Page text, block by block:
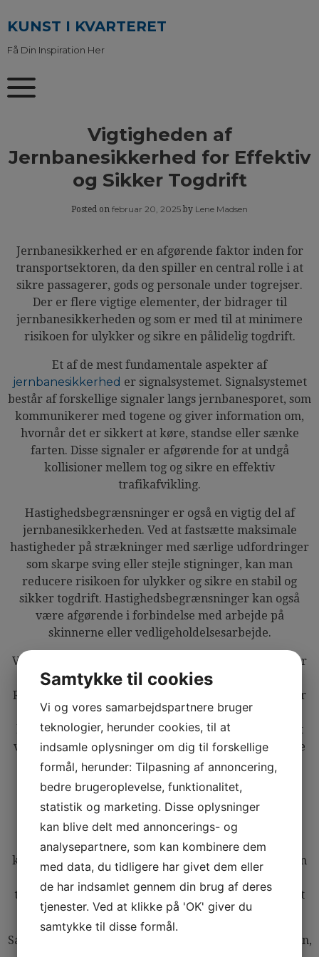
to
content
KUNST I KVARTERET
Få Din Inspiration Her
Vigtigheden af
Jernbanesikkerhed for Effektiv
og Sikker Togdrift
Posted on februar 20, 2025 by Lene Madsen
Jernbanesikkerhed er en afgørende faktor inden for
transportsektoren, da den spiller en central rolle i at
sikre passagerer, gods og personale under togrejser.
Der er flere vigtige elementer, der bidrager til
jernbanesikkerheden og som er med til at minimere
risikoen for ulykker og sikre en pålidelig togdrift.
Et af de mest fundamentale aspekter af
jernbanesikkerhed er signalsystemet. Signalsystemet
består af forskellige signaler langs jernbanesporet, som
kommunikerer med togene og giver information om,
hvornår det er sikkert at køre, standse eller sænke
farten. Disse signaler er afgørende for at undgå
kollisioner mellem tog og sikre en effektiv
trafikafvikling.
Hastighedsbegrænsninger er også en vigtig del af
jernbanesikkerheden. Ved at fastsætte maksimale
hastigheder på strækninger med særlige udfordringer
som skarpe sving eller stejle stigninger, kan man
reducere risikoen for ulykker og sikre en stabil og
sikker togdrift. Hastighedsbegrænsninger kan også
være afgørende i forbindelse med arbejde på
skinnerne eller vedligeholdelsesarbejde.
Vedligeholdelse af skinner, spor og togmateriel spiller
ligeledes en central rolle i jernbanesikkerheden.
Regelmæssig inspektion og vedligeholdelse af skinner
og infrastruktur er afgørende for at sikre, at togene
kan køre sikkert og pålideligt. Derudover er korrekt
vedligeholdelse af togmateriellet med til at minimere
risikoen for tekniske fejl og nedbrud under kørslen.
Endelig er uddannelse og træning af personalet en
vigtig faktor i jernbanesikkerheden. Togførere,
kontrolpersonale og vedligeholdelsespersonale skal
have den rette uddannelse og kompetencer for at
kunne håndtere eventuelle nødsituationer og sikre en
sikker togdrift. Kontinuerlig efteruddannelse og
træning er derfor afgørende for at opretholde et højt
sikkerhedsniveau i jernbanedriften.
Samlet set er jernbanesikkerhed en kompleks disciplin,
Samtykke til cookies
Vi og vores samarbejdspartnere bruger
teknologier, herunder cookies, til at
indsamle oplysninger om dig til forskellige
formål, herunder: Tilpasning af annoncering,
bedre brugeroplevelse, funktionalitet,
statistik og marketing. Disse oplysninger
kan blive delt med annoncerings- og
analysepartnere, som kan kombinere dem
med data, du tidligere har givet dem eller
de har indsamlet gennem din brug af deres
tjenester. Ved at klikke på 'OK' giver du
samtykke til disse formål.